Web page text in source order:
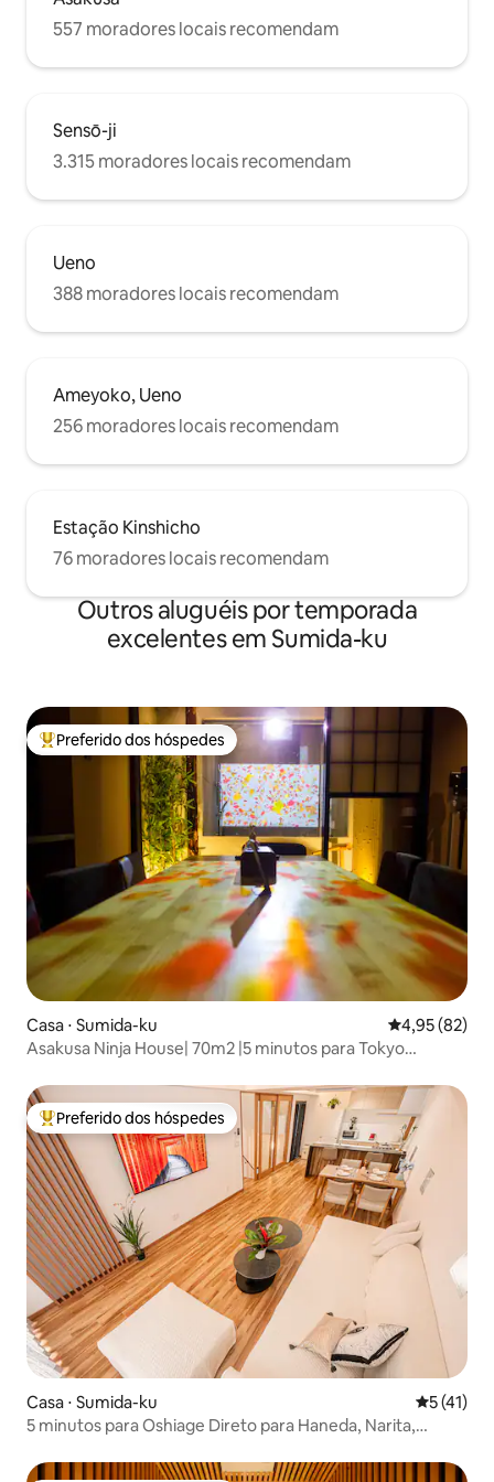
力をお願いして
強い臭気が確認さ
557 moradores locais recomendam
Sensō-ji
3.315 moradores locais recomendam
Ueno
388 moradores locais recomendam
Ameyoko, Ueno
256 moradores locais recomendam
Estação Kinshicho
76 moradores locais recomendam
Outros aluguéis por temporada
excelentes em Sumida-ku
Entre os melhores preferidos dos hóspedes
Preferido dos hóspedes
Casa ⋅ Sumida-ku 4,95 de uma
4,95 (82)
Asakusa Ninja House| 70m2 |5 minutos para Tokyo
Entre os melhores preferidos dos hóspedes
Preferido dos hóspedes
Casa ⋅ Sumida-ku 5 de uma
5 (41)
5 minutos para Oshiage Direto para Haneda, Narita,